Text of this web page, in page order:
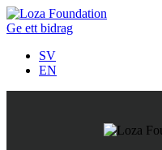
Ge ett bidrag
SV
EN
Följ oss på Twitter